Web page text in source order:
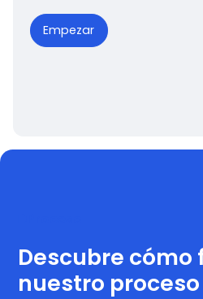
Empezar
Descubre cómo
nuestro proceso